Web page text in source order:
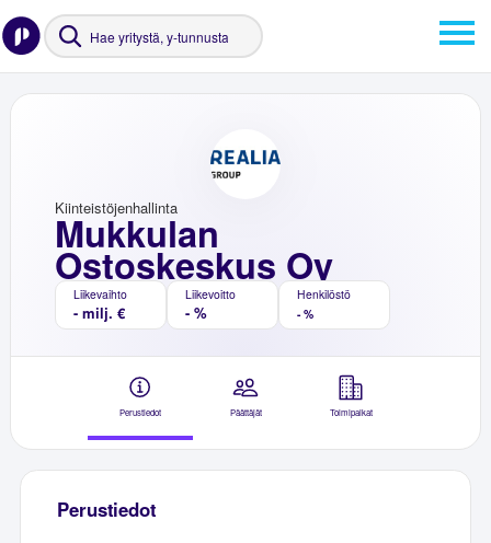
Mukkulan
Ostoskeskus Oy
Kiinteistöjenhallinta
Liikevaihto
- milj. €
Liikevoitto
- %
Henkilöstö
- %
Perustiedot Päättäjät Toimipaikat
Perustiedot